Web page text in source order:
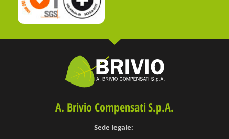
A. Brivio Compensati S.p.A.
Sede legale: